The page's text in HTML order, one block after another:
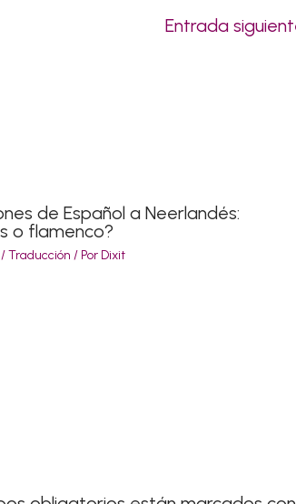
Entrada
de Español a Neerlandés:
o flamenco?
/Traducción / Por Dixit